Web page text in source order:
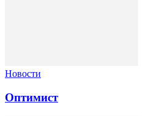
Новости
Оптимист